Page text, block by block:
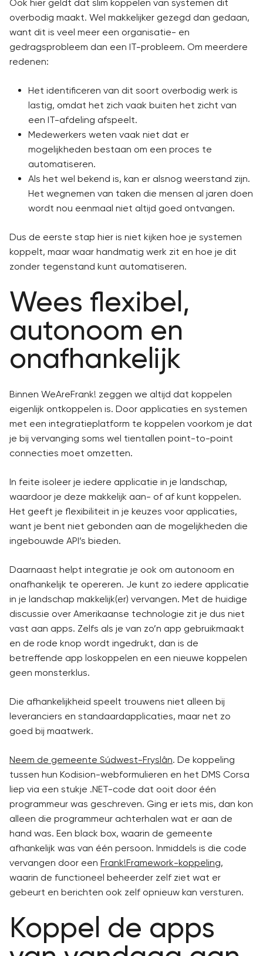
Ook hier geldt dat slim koppelen van systemen dit
overbodig maakt. Wel makkelijker gezegd dan gedaan,
want dit is veel meer een organisatie- en
gedragsprobleem dan een IT-probleem. Om meerdere
redenen:
Het identificeren van dit soort overbodig werk is
lastig, omdat het zich vaak buiten het zicht van
een IT-afdeling afspeelt.
Medewerkers weten vaak niet dat er
mogelijkheden bestaan om een proces te
automatiseren.
Als het wel bekend is, kan er alsnog weerstand zijn.
Het wegnemen van taken die mensen al jaren doen
wordt nou eenmaal niet altijd goed ontvangen.
Dus de eerste stap hier is niet kijken hoe je systemen
koppelt, maar waar handmatig werk zit en hoe je dit
zonder tegenstand kunt automatiseren.
Wees flexibel,
autonoom en
onafhankelijk
Binnen WeAreFrank! zeggen we altijd dat koppelen
eigenlijk ontkoppelen is. Door applicaties en systemen
met een integratieplatform te koppelen voorkom je dat
je bij vervanging soms wel tientallen point-to-point
connecties moet omzetten.
In feite isoleer je iedere applicatie in je landschap,
waardoor je deze makkelijk aan- of af kunt koppelen.
Het geeft je flexibiliteit in je keuzes voor applicaties,
want je bent niet gebonden aan de mogelijkheden die
ingebouwde API’s bieden.
Daarnaast helpt integratie je ook om autonoom en
onafhankelijk te opereren. Je kunt zo iedere applicatie
in je landschap makkelijk(er) vervangen. Met de huidige
discussie over Amerikaanse technologie zit je dus niet
vast aan apps. Zelfs als je van zo’n app gebruikmaakt
en de rode knop wordt ingedrukt, dan is de
betreffende app loskoppelen en een nieuwe koppelen
geen monsterklus.
Die afhankelijkheid speelt trouwens niet alleen bij
leveranciers en standaardapplicaties, maar net zo
goed bij maatwerk.
Neem de gemeente Súdwest-Fryslân. De koppeling
tussen hun Kodision-webformulieren en het DMS Corsa
liep via een stukje .NET-code dat ooit door één
programmeur was geschreven. Ging er iets mis, dan kon
alleen die programmeur achterhalen wat er aan de
hand was. Een black box, waarin de gemeente
afhankelijk was van één persoon. Inmiddels is die code
vervangen door een Frank!Framework-koppeling,
waarin de functioneel beheerder zelf ziet wat er
gebeurt en berichten ook zelf opnieuw kan versturen.
Koppel de apps